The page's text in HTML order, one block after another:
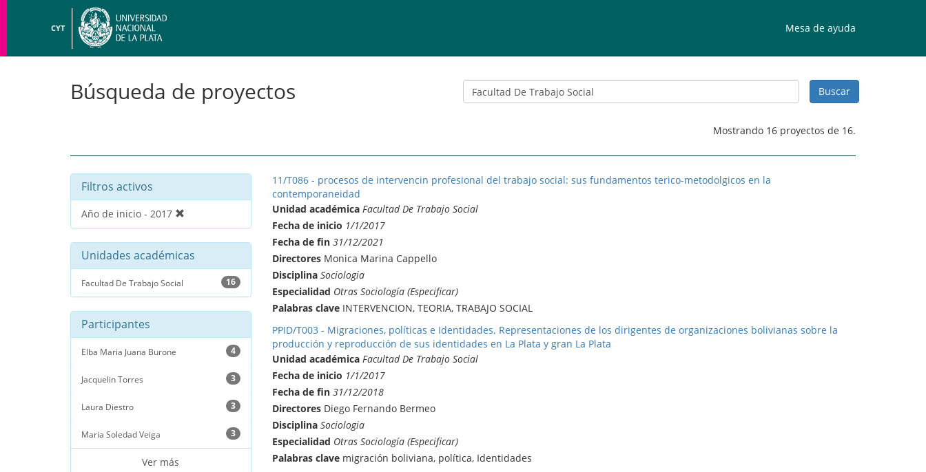
CYT Mesa de ayuda
Búsqueda de proyectos
Mostrando 16 proyectos de 16.
Filtros activos
Año de inicio - 2017
Unidades académicas
Facultad De Trabajo Social 16
Participantes
Elba Maria Juana Burone 4
Jacquelin Torres 3
Laura Diestro 3
Maria Soledad Veiga 3
Ver más
11/T086 - procesos de intervencin profesional del trabajo social: sus fundamentos terico-metodolgicos en la
contemporaneidad
Unidad académica Facultad De Trabajo Social
Fecha de inicio 1/1/2017
Fecha de fin 31/12/2021
DirectoresMonica Marina Cappello
Disciplina Sociologia
Especialidad Otras Sociología (Especificar)
Palabras claveINTERVENCION, TEORIA, TRABAJO SOCIAL
PPID/T003 - Migraciones, políticas e Identidades. Representaciones de los dirigentes de organizaciones bolivianas sobre la
producción y reproducción de sus identidades en La Plata y gran La Plata
Unidad académica Facultad De Trabajo Social
Fecha de inicio 1/1/2017
Fecha de fin 31/12/2018
DirectoresDiego Fernando Bermeo
Disciplina Sociologia
Especialidad Otras Sociología (Especificar)
Palabras clavemigración boliviana, política, Identidades